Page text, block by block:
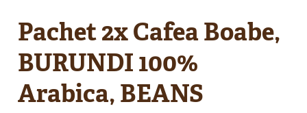
the
of
images
Pachet 2x Cafea Boabe,
BURUNDI 100%
Arabica, BEANS